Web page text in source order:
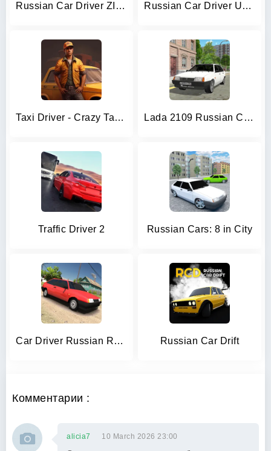
Russian Car Driver ZIL 130 Russian Car Driver Uaz Hunter
Taxi Driver - Crazy Taxi Games Lada 2109 Russian Car Driver
Traffic Driver 2 Russian Cars: 8 in City
Car Driver Russian Racing Russian Car Drift
Комментарии :
alicia7 10 March 2026 23:00